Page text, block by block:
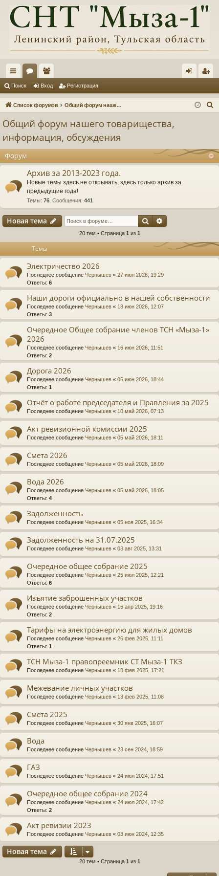
с
ы ум
ол
ьз
ел
д ис
Поиск Вход Регистрация
Список форумов Общий форум нашего товарищества, информация, обсуждения
Общий форум нашего товарищества,
информация, обсуждения
Форум
Архив за 2013-2023 года.
Новые темы здесь не открывать, здесь только архив за
предыдущие года!
Темы: 76 Сообщения: 441
Новая тема Поиск
20 тем • Страница 1 из 1
Темы
Электричество 2026
Последнее сообщение Чернышев « 27 июл 2026, 19:29
Ответы: 6
Наши дороги официально в нашей собственности
Последнее сообщение Чернышев « 18 июн 2026, 12:07
Ответы: 3
Очередное Общее собрание членов ТСН «Мыза-1»
2026
Последнее сообщение Чернышев « 16 июн 2026, 11:51
Ответы: 2
Дорога 2026
Последнее сообщение Чернышев « 05 июн 2026, 18:44
Ответы: 1
Отчёт о работе председателя и Правления за 2025
Последнее сообщение Чернышев « 10 май 2026, 07:13
Акт ревизионной комиссии 2025
Последнее сообщение Чернышев « 05 май 2026, 18:11
Смета 2026
Последнее сообщение Чернышев « 05 май 2026, 18:09
Вода 2026
Последнее сообщение Чернышев « 05 май 2026, 18:05
Ответы: 4
Задолженность
Последнее сообщение Чернышев « 05 ноя 2025, 16:34
Задолженность на 31.07.2025
Последнее сообщение Чернышев « 03 авг 2025, 13:31
Очередное общее собрание 2025
Последнее сообщение Чернышев « 25 июл 2025, 12:21
Ответы: 6
Изъятие заброшенных участков
Последнее сообщение Чернышев « 16 апр 2025, 19:16
Ответы: 2
Тарифы на электроэнергию для жилых домов
Последнее сообщение Чернышев « 26 фев 2025, 11:11
Ответы: 1
ТСН Мыза-1 правопреемник СТ Мыза-1 ТКЗ
Последнее сообщение Чернышев « 18 фев 2025, 17:21
Межевание личных участков
Последнее сообщение Чернышев « 13 фев 2025, 11:08
Смета 2025
Последнее сообщение Чернышев « 30 янв 2025, 16:07
Вода
Последнее сообщение Чернышев « 23 сен 2024, 18:59
ГАЗ
Последнее сообщение Чернышев « 24 июл 2024, 17:51
Очередное общее собрание 2024
Последнее сообщение Чернышев « 24 июл 2024, 17:42
Ответы: 2
Акт ревизии 2023
Последнее сообщение Чернышев « 03 июн 2024, 12:35
Новая тема
20 тем • Страница 1 из 1